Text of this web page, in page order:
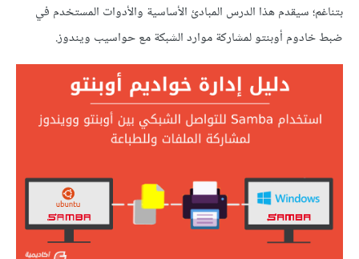
بتناغم؛ سيقدم هذا الدرس المبادئ الأساسية والأدوات المستخدم في
ضبط خادوم أوبنتو لمشاركة موارد الشبكة مع حواسيب ويندوز.